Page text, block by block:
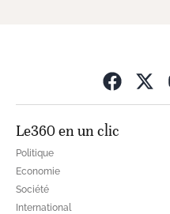
Le360 en un clic
Politique
Economie
Société
International